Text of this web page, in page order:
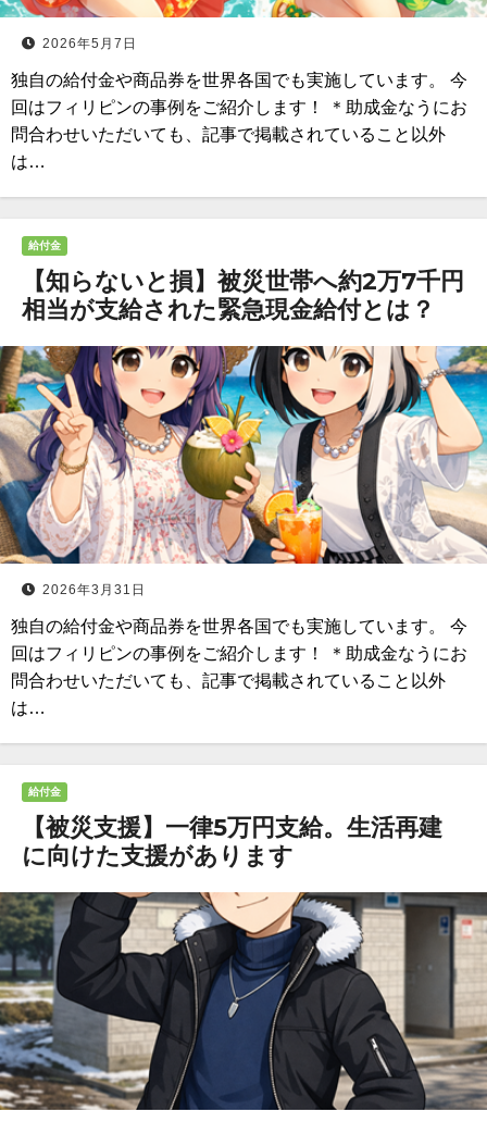
2026年5月7日
独自の給付金や商品券を世界各国でも実施しています。 今
回はフィリピンの事例をご紹介します！ ＊助成金なうにお
問合わせいただいても、記事で掲載されていること以外
は…
給付金
【知らないと損】被災世帯へ約2万7千円
相当が支給された緊急現金給付とは？
2026年3月31日
独自の給付金や商品券を世界各国でも実施しています。 今
回はフィリピンの事例をご紹介します！ ＊助成金なうにお
問合わせいただいても、記事で掲載されていること以外
は…
給付金
【被災支援】一律5万円支給。生活再建
に向けた支援があります